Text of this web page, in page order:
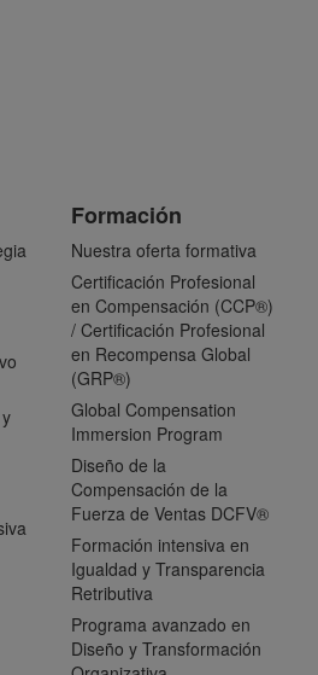
Formación
Nuestra oferta formativa
Certificación Profesional
en Compensación (CCP®)
/ Certificación Profesional
en Recompensa Global
(GRP®)
Global Compensation
Immersion Program
Diseño de la
Compensación de la
Fuerza de Ventas DCFV®
Formación intensiva en
Igualdad y Transparencia
Retributiva
Programa avanzado en
Diseño y Transformación